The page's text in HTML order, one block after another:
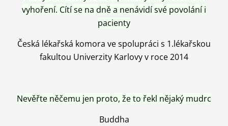
vyhoření. Cítí se na dně a nenávidí své povolání i
pacienty
Česká lékařská komora ve spolupráci s 1.lékařskou
fakultou Univerzity Karlovy v roce 2014
Nevěřte něčemu jen proto, že to řekl nějaký mudrc
Buddha